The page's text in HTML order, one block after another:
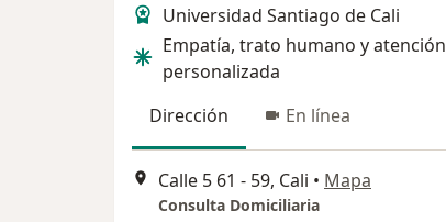
Universidad Santiago de Cali
Empatía, trato humano y atención
personalizada
Dirección
En línea
Calle 5 61 - 59, Cali • Mapa
Consulta Domiciliaria